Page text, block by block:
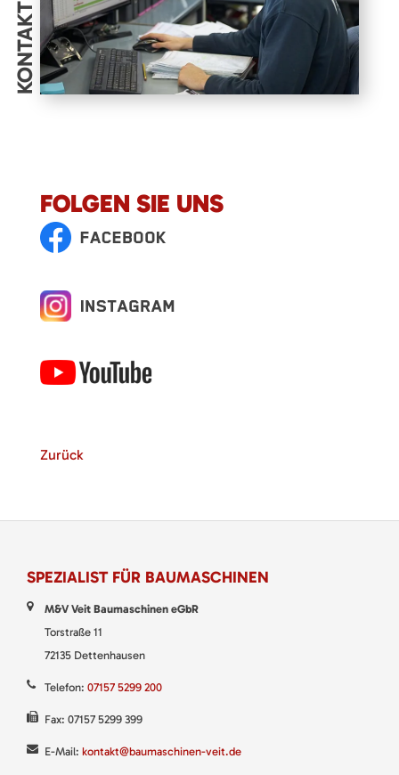
KONTAKT
FOLGEN SIE UNS
Zurück
SPEZIALIST FÜR BAUMASCHINEN
M&V Veit Baumaschinen eGbR
Torstraße 11
72135 Dettenhausen
Telefon: 07157 5299 200
Fax: 07157 5299 399
E-Mail: kontakt@baumaschinen-veit.de